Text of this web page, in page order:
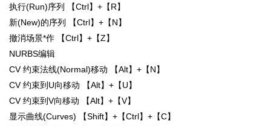
执行(Run)序列 【Ctrl】+【R】
新(New)的序列 【Ctrl】+【N】
撤消场景*作 【Ctrl】+【Z】
NURBS编辑
CV 约束法线(Normal)移动 【Alt】+【N】
CV 约束到U向移动 【Alt】+【U】
CV 约束到V向移动 【Alt】+【V】
显示曲线(Curves) 【Shift】+【Ctrl】+【C】